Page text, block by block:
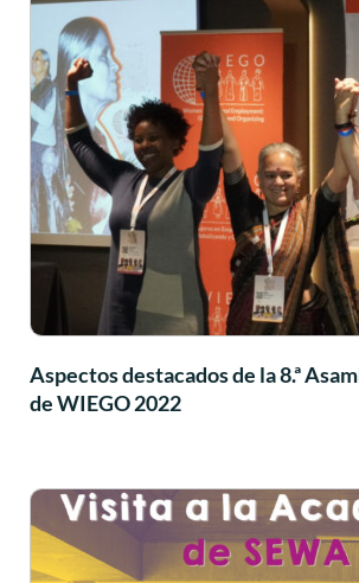
Aspectos destacados de la 8.ª
de WIEGO 2022